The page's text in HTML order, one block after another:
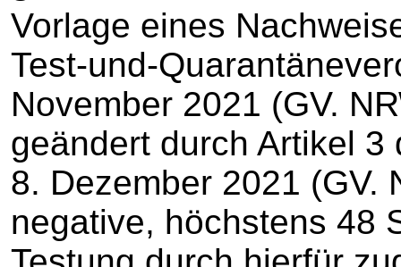
Vorlage eines
Test-und-
November 2021 (GV.
geändert durch Artikel 3
8. Dezember 2021 (GV.
negative, höchstens 48